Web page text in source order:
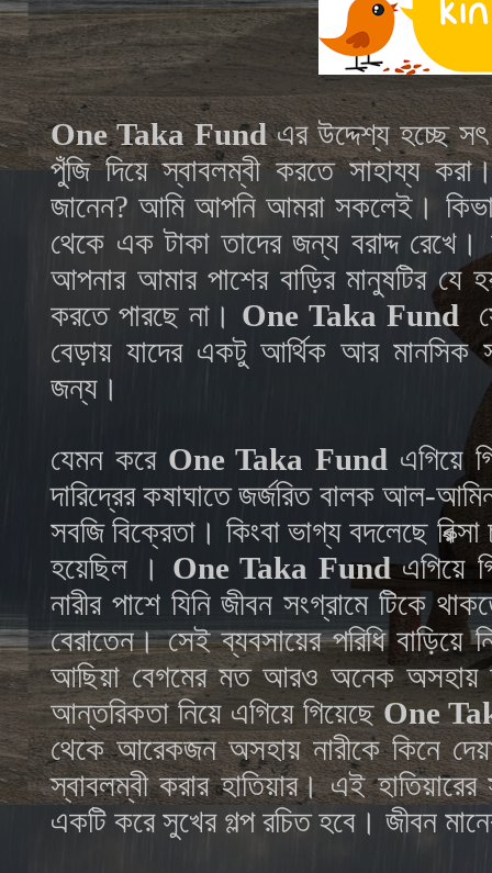
One Taka Fundএর উদ্দেশ্য হচ্ছে সৎ
পুঁজি দিয়ে স্বাবলম্বী করতে সাহায্য
জানেন? আমি আপনি আমরা সকলেই।
থেকে এক টাকা তাদের জন্য বরাদ্দ
আপনার আমার পাশের বাড়ির মানুষটির
করতে পারছে না। One Taka Fund
বেড়ায় যাদের একটু আর্থিক আর
জন্য।
যেমন করে One Taka Fund এগিয়ে
দারিদ্রের কষাঘাতে জর্জরিত বালক আল-
সবজি বিক্রেতা। কিংবা ভাগ্য বদলেছে রিক্সা
হয়েছিল । One Taka Fundএগিয়ে
নারীর পাশে যিনি জীবন সংগ্রামে টিকে
বেরাতেন। সেই ব্যবসায়ের পরিধি বাড়িয়ে
আছিয়া বেগমের মত আরও অনেক অসহায়
আন্তরিকতা নিয়ে এগিয়ে গিয়েছে One
থেকে আরেকজন অসহায় নারীকে কিনে
স্বাবলম্বী করার হাতিয়ার। এই
একটি করে সুখের গল্প রচিত হবে। জীবন